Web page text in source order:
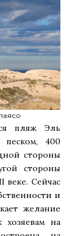
пляж Эль
400
стороны
стороны
веке. Сейчас
и
желание
хозяевам на